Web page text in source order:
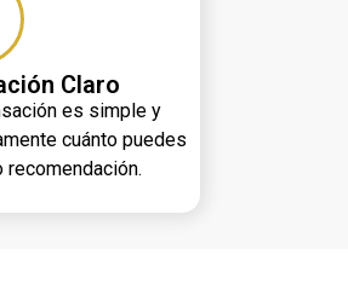
Claro
es simple y
cuánto puedes
recomendación.